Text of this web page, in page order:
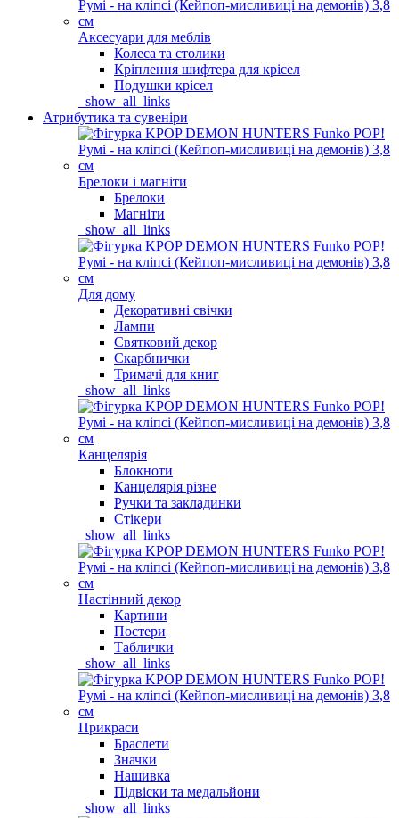
Аксесуари для меблів
Колеса та столики
Кріплення шифтера для крісел
Подушки крісел
_show_all_links
Атрибутика та сувеніри
Брелоки і магніти
Брелоки
Магніти
_show_all_links
Для дому
Декоративні свічки
Лампи
Святковий декор
Скарбнички
Тримачі для книг
_show_all_links
Канцелярія
Блокноти
Канцелярія різне
Ручки та закладинки
Стікери
_show_all_links
Настінний декор
Картини
Постери
Таблички
_show_all_links
Прикраси
Браслети
Значки
Нашивка
Підвіски та медальйони
_show_all_links